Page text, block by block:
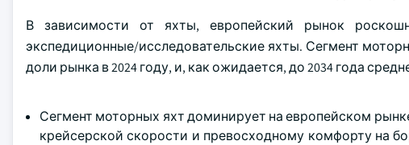
В зависимости от яхты, европейский рынок
экспедиционные/исследовательские яхты. Сегмент
доли рынка в 2024 году, и, как ожидается, до 2034 года
Сегмент моторных яхт доминирует на европейском
крейсерской скорости и превосходному комфорту на